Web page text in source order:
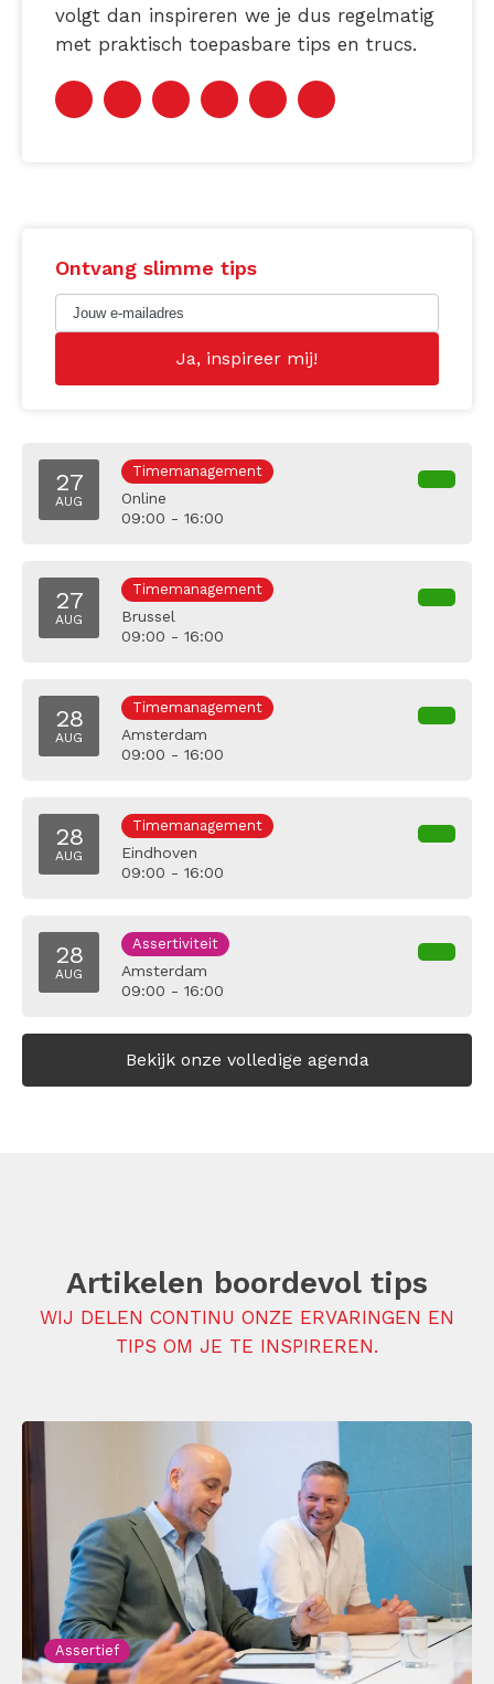
volgt dan inspireren we je dus regelmatig
met praktisch toepasbare tips en trucs.
Ontvang slimme tips
27
AUG
Timemanagement
Online
09:00 - 16:00
27
AUG
Timemanagement
Brussel
09:00 - 16:00
28
AUG
Timemanagement
Amsterdam
09:00 - 16:00
28
AUG
Timemanagement
Eindhoven
09:00 - 16:00
28
AUG
Assertiviteit
Amsterdam
09:00 - 16:00
Bekijk onze volledige agenda
Artikelen boordevol tips
WIJ DELEN CONTINU ONZE ERVARINGEN EN
TIPS OM JE TE INSPIREREN.
Assertief